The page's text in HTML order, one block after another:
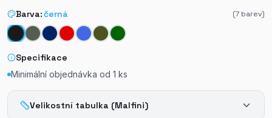
Barva:černá (7 barev)
Specifikace
Minimální objednávka od 1 ks
Velikostní tabulka (Malfini)